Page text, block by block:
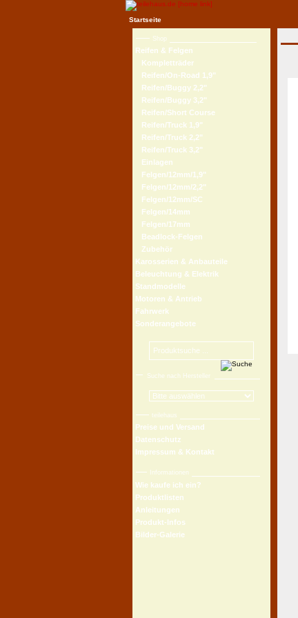
Startseite
Shop
Reifen & Felgen
Kompletträder
Reifen/On-Road 1,9"
Reifen/Buggy 2,2"
Reifen/Buggy 3,2"
Reifen/Short Course
Reifen/Truck 1,9"
Reifen/Truck 2,2"
Reifen/Truck 3,2"
Einlagen
Felgen/12mm/1,9"
Felgen/12mm/2,2"
Felgen/12mm/SC
Felgen/14mm
Felgen/17mm
Beadlock-Felgen
Zubehör
Karosserien & Anbauteile
Beleuchtung & Elektrik
Standmodelle
Motoren & Antrieb
Fahrwerk
Sonderangebote
Suche nach Hersteller
teilehaus
Preise und Versand
Datenschutz
Impressum & Kontakt
Informationen
Wie kaufe ich ein?
Produktlisten
Anleitungen
Produkt-Infos
Bilder-Galerie